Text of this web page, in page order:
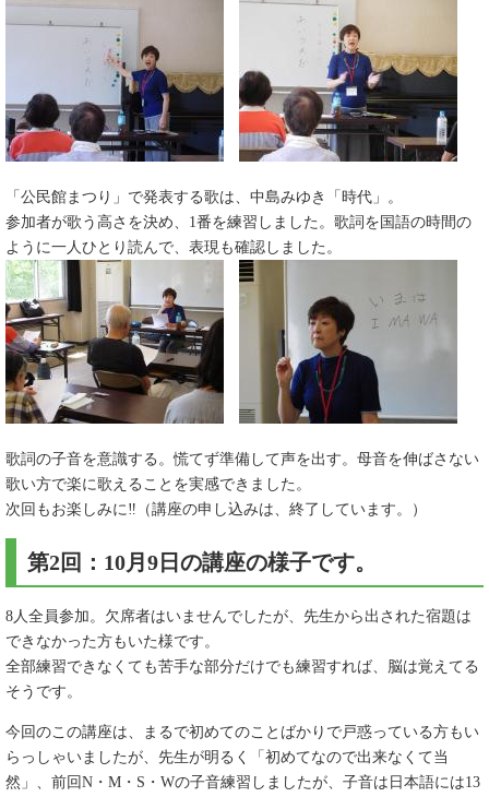
「公民館まつり」で発表する歌は、中島みゆき「時代」。
参加者が歌う高さを決め、1番を練習しました。歌詞を国語の時間の
ように一人ひとり読んで、表現も確認しました。
歌詞の子音を意識する。慌てず準備して声を出す。母音を伸ばさない
歌い方で楽に歌えることを実感できました。
次回もお楽しみに‼（講座の申し込みは、終了しています。）
第2回：10月9日の講座の様子です。
8人全員参加。欠席者はいませんでしたが、先生から出された宿題は
できなかった方もいた様です。
全部練習できなくても苦手な部分だけでも練習すれば、脳は覚えてる
そうです。
今回のこの講座は、まるで初めてのことばかりで戸惑っている方もい
らっしゃいましたが、先生が明るく「初めてなので出来なくて当
然」、前回N・M・S・Wの子音練習しましたが、子音は日本語には13